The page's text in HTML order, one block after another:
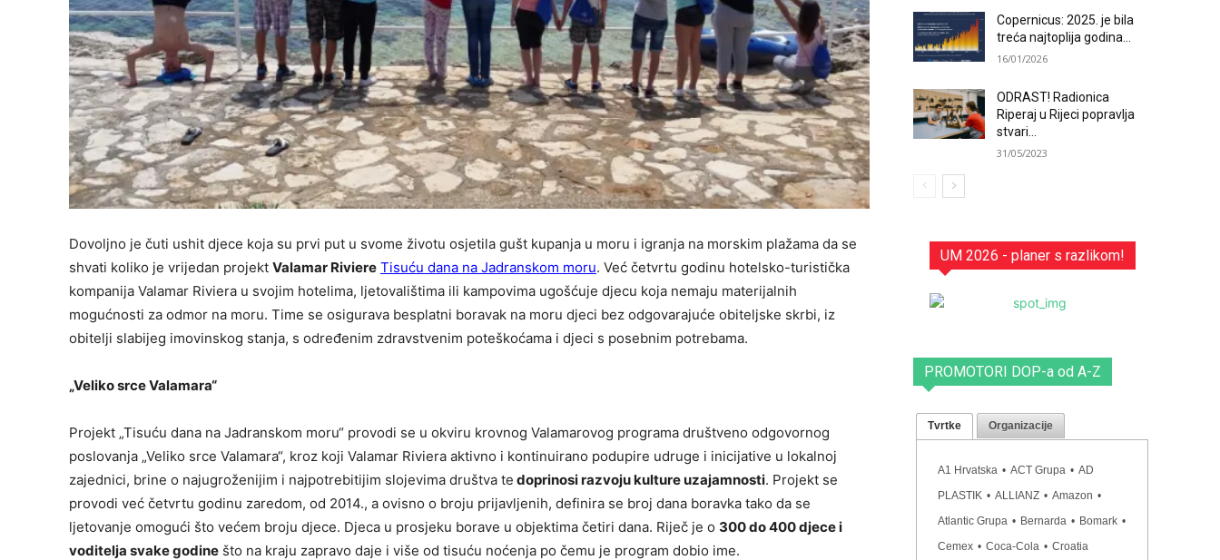
Dovoljno je čuti ushit djece koja su prvi put u svome životu osjetila gušt kupanja u moru i igranja na morskim plažama da se
shvati koliko je vrijedan projekt Valamar Riviere Tisuću dana na Jadranskom moru. Već četvrtu godinu hotelsko-turistička
kompanija Valamar Riviera u svojim hotelima, ljetovalištima ili kampovima ugošćuje djecu koja nemaju materijalnih
mogućnosti za odmor na moru. Time se osigurava besplatni boravak na moru djeci bez odgovarajuće obiteljske skrbi, iz
obitelji slabijeg imovinskog stanja, s određenim zdravstvenim poteškoćama i djeci s posebnim potrebama.
„Veliko srce Valamara“
Projekt „Tisuću dana na Jadranskom moru“ provodi se u okviru krovnog Valamarovog programa društveno odgovornog
poslovanja „Veliko srce Valamara“, kroz koji Valamar Riviera aktivno i kontinuirano podupire udruge i inicijative u lokalnoj
zajednici, brine o najugroženijim i najpotrebitijim slojevima društva te doprinosi razvoju kulture uzajamnosti. Projekt se
provodi već četvrtu godinu zaredom, od 2014., a ovisno o broju prijavljenih, definira se broj dana boravka tako da se
ljetovanje omogući što većem broju djece. Djeca u prosjeku borave u objektima četiri dana. Riječ je o 300 do 400 djece i
voditelja svake godine što na kraju zapravo daje i više od tisuću noćenja po čemu je program dobio ime.
Copernicus: 2025. je bila
treća najtoplija godina...
16/01/2026
ODRAST! Radionica
Riperaj u Rijeci popravlja
stvari...
31/05/2023
UM 2026 - planer s razlikom!
PROMOTORI DOP-a od A-Z
Tvrtke Organizacije
A1 Hrvatska • ACT Grupa • AD
PLASTIK • ALLIANZ • Amazon •
Atlantic Grupa • Bernarda • Bomark •
Cemex • Coca-Cola • Croatia